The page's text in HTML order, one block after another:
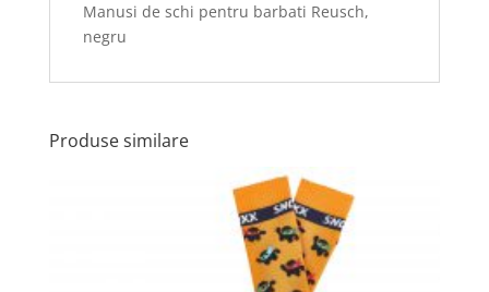
Manusi de schi pentru barbati Reusch,
negru
Produse similare